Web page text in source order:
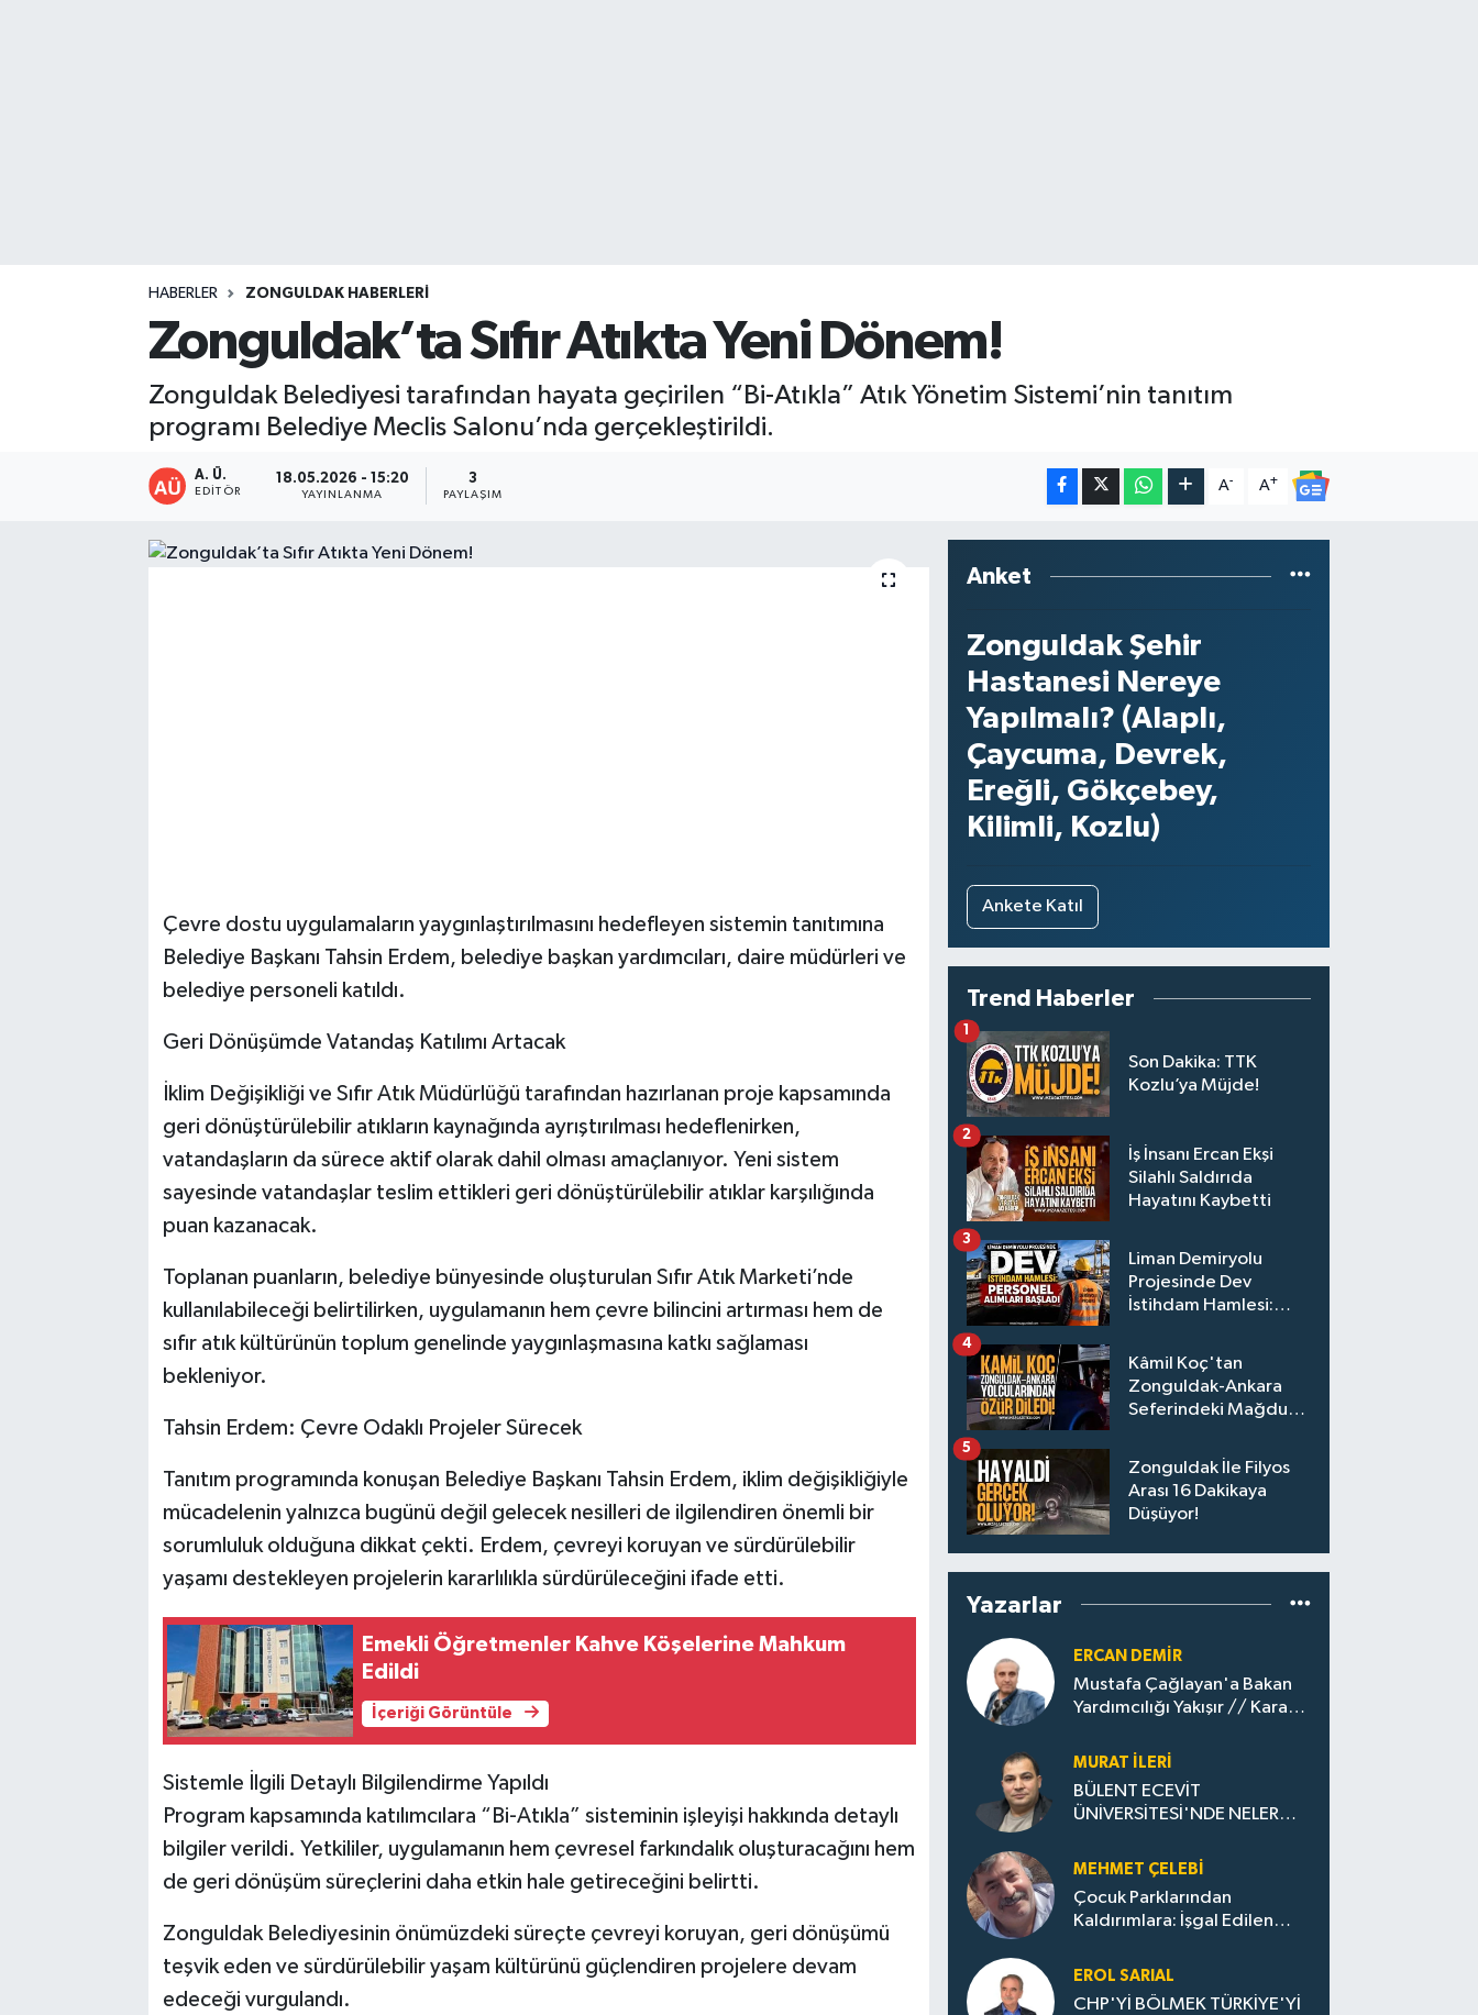
HABERLER ZONGULDAK HABERLERI
Zonguldak’ta Sıfır Atıkta Yeni Dönem!
Zonguldak Belediyesi tarafından hayata geçirilen “Bi-Atıkla” Atık Yönetim Sistemi’nin tanıtım
programı Belediye Meclis Salonu’nda gerçekleştirildi.
A. Ü.
EDITÖR
18.05.2026 - 15:20
YAYINLANMA
3
PAYLAŞIM
A- A+
Çevre dostu uygulamaların yaygınlaştırılmasını hedefleyen sistemin tanıtımına
Belediye Başkanı Tahsin Erdem, belediye başkan yardımcıları, daire müdürleri ve
belediye personeli katıldı.
Geri Dönüşümde Vatandaş Katılımı Artacak
İklim Değişikliği ve Sıfır Atık Müdürlüğü tarafından hazırlanan proje kapsamında
geri dönüştürülebilir atıkların kaynağında ayrıştırılması hedeflenirken,
vatandaşların da sürece aktif olarak dahil olması amaçlanıyor. Yeni sistem
sayesinde vatandaşlar teslim ettikleri geri dönüştürülebilir atıklar karşılığında
puan kazanacak.
Toplanan puanların, belediye bünyesinde oluşturulan Sıfır Atık Marketi’nde
kullanılabileceği belirtilirken, uygulamanın hem çevre bilincini artırması hem de
sıfır atık kültürünün toplum genelinde yaygınlaşmasına katkı sağlaması
bekleniyor.
Tahsin Erdem: Çevre Odaklı Projeler Sürecek
Tanıtım programında konuşan Belediye Başkanı Tahsin Erdem, iklim değişikliğiyle
mücadelenin yalnızca bugünü değil gelecek nesilleri de ilgilendiren önemli bir
sorumluluk olduğuna dikkat çekti. Erdem, çevreyi koruyan ve sürdürülebilir
yaşamı destekleyen projelerin kararlılıkla sürdürüleceğini ifade etti.
Emekli Öğretmenler Kahve Köşelerine Mahkum
Edildi
İçeriği Görüntüle
Sistemle İlgili Detaylı Bilgilendirme Yapıldı
Program kapsamında katılımcılara “Bi-Atıkla” sisteminin işleyişi hakkında detaylı
bilgiler verildi. Yetkililer, uygulamanın hem çevresel farkındalık oluşturacağını hem
de geri dönüşüm süreçlerini daha etkin hale getireceğini belirtti.
Zonguldak Belediyesinin önümüzdeki süreçte çevreyi koruyan, geri dönüşümü
teşvik eden ve sürdürülebilir yaşam kültürünü güçlendiren projelere devam
edeceği vurgulandı.
Anket
Zonguldak Şehir
Hastanesi Nereye
Yapılmalı? (Alaplı,
Çaycuma, Devrek,
Ereğli, Gökçebey,
Kilimli, Kozlu)
Ankete Katıl
Trend Haberler
Son Dakika: TTK
Kozlu’ya Müjde!
1
İş İnsanı Ercan Ekşi
Silahlı Saldırıda
Hayatını Kaybetti
2
Liman Demiryolu
Projesinde Dev
İstihdam Hamlesi:
3
Kâmil Koç'tan
Zonguldak-Ankara
Seferindeki Mağdur
4
Zonguldak İle Filyos
Arası 16 Dakikaya
Düşüyor!
5
Yazarlar
ERCAN DEMIR
Mustafa Çağlayan'a Bakan
Yardımcılığı Yakışır // ​Kara
Zonguldak'ın Dönüşümü..
MURAT İLERI
BÜLENT ECEVİT
ÜNİVERSİTESİ'NDE NELER
MEHMET ÇELEBI
Çocuk Parklarından
Kaldırımlara: İşgal Edilen
Evler Çöp Dolu
EROL SARIAL
CHP'Yİ BÖLMEK TÜRKİYE'Yİ
KASTAMONU